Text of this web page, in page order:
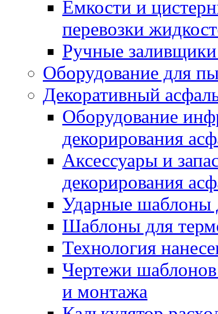
Емкости и
перевозки
Ручные
Оборудование для
Декоративный
Оборудование
декорирования
Аксессуары и
декорирования
Ударные шаблоны
Шаблоны для
Технология
Чертежи шаблонов
и монтажа